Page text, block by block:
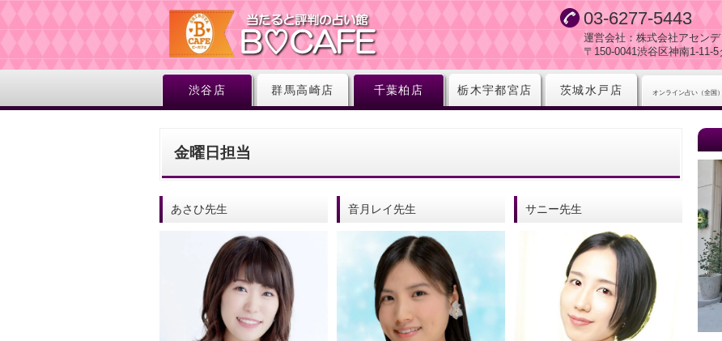
03-6277-5443
運営会社：株式会社アセン
〒150-0041渋谷区神南1-11-
渋谷店 群馬高崎店 千葉柏店 栃木宇都宮店 茨城水戸店 オンライン占い（全国）
金曜日担当
あさひ先生 音月レイ先生 サニー先生